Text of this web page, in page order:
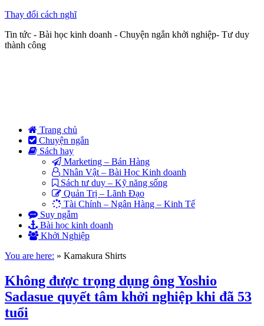
Thay đổi cách nghĩ
Tin tức - Bài học kinh doanh - Chuyện ngắn khởi nghiệp- Tư duy
thành công
Trang chủ
Chuyện ngắn
Sách hay
Marketing – Bán Hàng
Nhân Vật – Bài Học Kinh doanh
Sách tư duy – Kỹ năng sống
Quản Trị – Lãnh Đạo
Tài Chính – Ngân Hàng – Kinh Tế
Suy ngẫm
Bài học kinh doanh
Khởi Nghiệp
You are here: » Kamakura Shirts
Không được trọng dụng ông Yoshio
Sadasue quyết tâm khởi nghiệp khi đã 53
tuổi